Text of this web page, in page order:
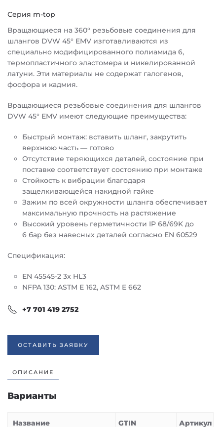
Серия m-top
Вращающиеся на 360° резьбовые соединения для
шлангов DVW 45° EMV изготавливаются из
специально модифицированного полиамида 6,
термопластичного эластомера и никелированной
латуни. Эти материалы не содержат галогенов,
фосфора и кадмия.
Вращающиеся резьбовые соединения для шлангов
DVW 45° EMV имеют следующие преимущества:
Быстрый монтаж: вставить шланг, закрутить
верхнюю часть — готово
Отсутствие теряющихся деталей, состояние при
поставке соответствует состоянию при монтаже
Стойкость к вибрации благодаря
защелкивающейся накидной гайке
Зажим по всей окружности шланга обеспечивает
максимальную прочность на растяжение
Высокий уровень герметичности IP 68/69K до
6 бар без навесных деталей согласно EN 60529
Спецификация:
EN 45545-2 3x HL3
NFPA 130: ASTM E 162, ASTM E 662
+7 701 419 2752
ОСТАВИТЬ ЗАЯВКУ
ОПИСАНИЕ
Варианты
Название GTIN Артикул